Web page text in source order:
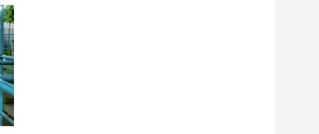
りと音楽『天岩戸神社 注連縄
り神事ご奉納』③